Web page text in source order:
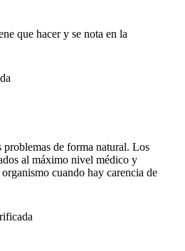
que hacer y se nota en la
de forma natural. Los
al máximo nivel médico y
cuando hay carencia de